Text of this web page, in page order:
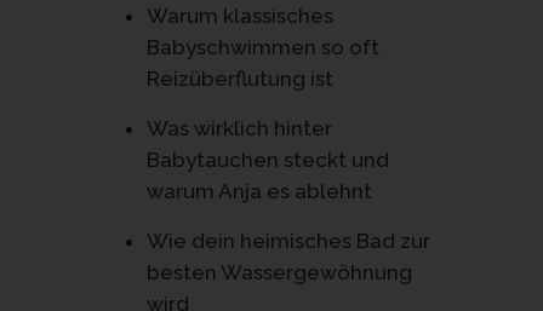
Warum klassisches
Babyschwimmen so oft
Reizüberflutung ist
Was wirklich hinter
Babytauchen steckt und
warum Anja es ablehnt
Wie dein heimisches Bad zur
besten Wassergewöhnung
wird